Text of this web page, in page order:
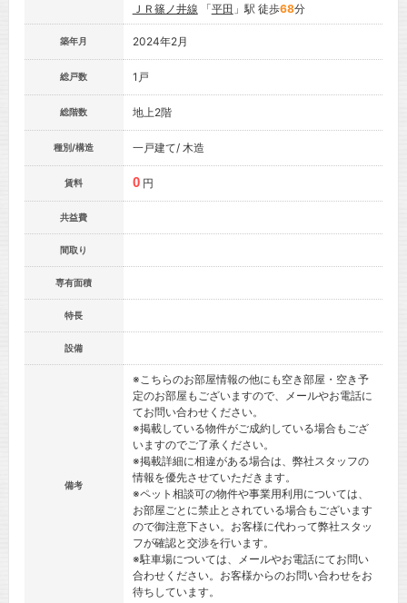
ＪＲ篠ノ井線 「平田 」駅 徒歩68分
築年月 2024年2月
総戸数 1戸
総階数 地上2階
種別/構造 一戸建て/ 木造
賃料 0 円
共益費
間取り
専有面積
特長
設備
備考
※こちらのお部屋情報の他にも空き部屋・空き予
定のお部屋もございますので、メールやお電話に
てお問い合わせください。
※掲載している物件がご成約している場合もござ
いますのでご了承ください。
※掲載詳細に相違がある場合は、弊社スタッフの
情報を優先させていただきます。
※ペット相談可の物件や事業用利用については、
お部屋ごとに禁止とされている場合もございます
ので御注意下さい。お客様に代わって弊社スタッ
フが確認と交渉を行います。
※駐車場については、メールやお電話にてお問い
合わせください。お客様からのお問い合わせをお
待ちしています。